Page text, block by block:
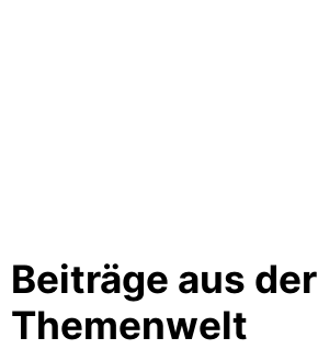
Beiträge aus der
Themenwelt